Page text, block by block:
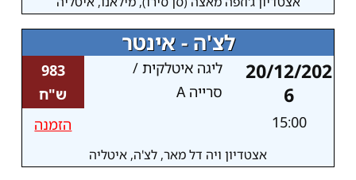
לצ'ה - אינטר
20/12/202
6
15:00
ליגה איטלקית /
סרייה A
983
ש"ח
הזמנה
אצטדיון ויה דל מאר, לצ'ה, איטליה